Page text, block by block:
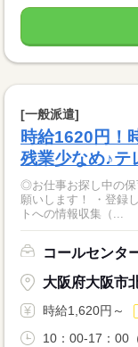
[一般派遣]
時給1620円！
残業少なめ♪テ
◎お仕事お探し中の保
願いします！ ・登録している保育士さんにお電話 ・既存クライアン
トへの情報収集（...
コールセンタ
大阪府大阪市
時給1,620円～
10：00-17：00